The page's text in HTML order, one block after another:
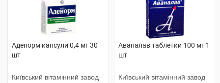
Аденорм капсули 0,4 мг 30
шт
Київський вітамінний завод
Аваналав таблетки 100 мг 1
шт
Київський вітамінний завод